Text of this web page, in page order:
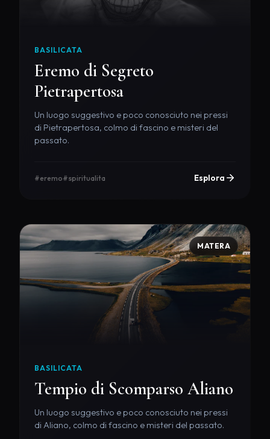
BASILICATA
Eremo di Segreto
Pietrapertosa
Un luogo suggestivo e poco conosciuto nei pressi
di Pietrapertosa, colmo di fascino e misteri del
passato.
#eremo#spiritualita Esplora
MATERA
BASILICATA
Tempio di Scomparso Aliano
Un luogo suggestivo e poco conosciuto nei pressi
di Aliano, colmo di fascino e misteri del passato.